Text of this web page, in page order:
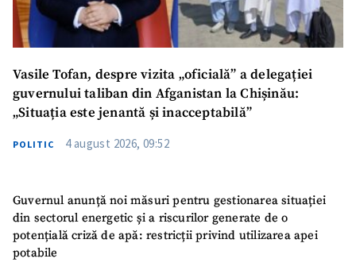
Vasile Tofan, despre vizita „oficială” a delegației
guvernului taliban din Afganistan la Chișinău:
„Situația este jenantă și inacceptabilă”
POLITIC 4 august 2026, 09:52
Guvernul anunță noi măsuri pentru gestionarea situației
din sectorul energetic și a riscurilor generate de o
potențială criză de apă: restricții privind utilizarea apei
potabile